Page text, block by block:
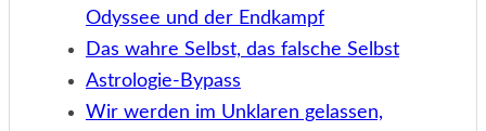
Odyssee und der Endkampf
Das wahre Selbst, das falsche Selbst
Astrologie-Bypass
Wir werden im Unklaren gelassen,